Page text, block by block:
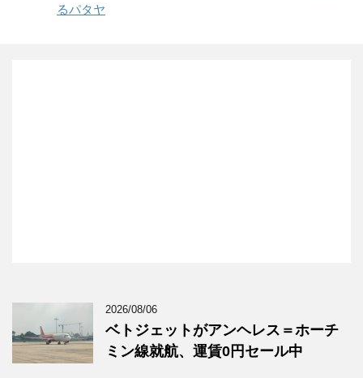
るパタヤ
2026/08/06
ベトジェットがアンヘレス＝ホーチ
ミン線就航、運賃0円セール中